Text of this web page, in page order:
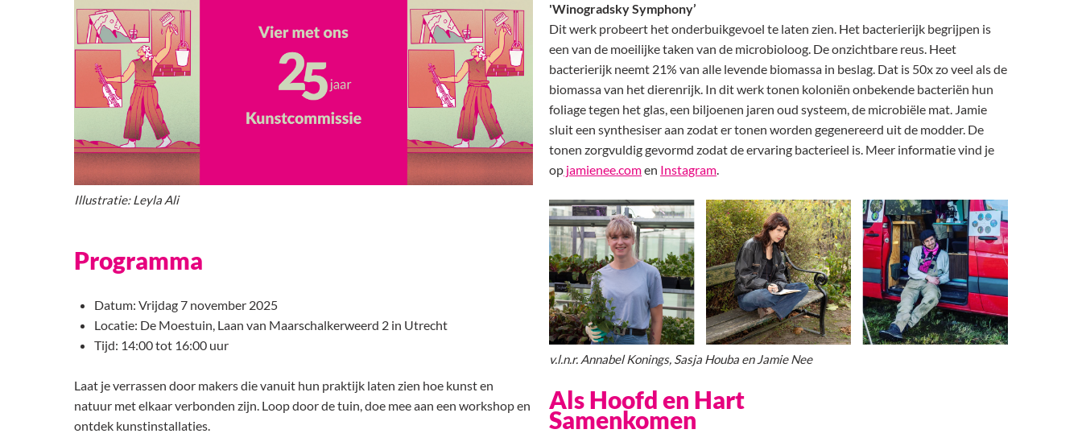
Illustratie: Leyla Ali
Programma
Datum: Vrijdag 7 november 2025
Locatie: De Moestuin, Laan van Maarschalkerweerd 2 in Utrecht
Tijd: 14:00 tot 16:00 uur
Laat je verrassen door makers die vanuit hun praktijk laten zien hoe kunst en
natuur met elkaar verbonden zijn. Loop door de tuin, doe mee aan een workshop en
ontdek kunstinstallaties.
'Winogradsky Symphony’
Dit werk probeert het onderbuikgevoel te laten zien. Het bacterierijk begrijpen is
een van de moeilijke taken van de microbioloog. De onzichtbare reus. Heet
bacterierijk neemt 21% van alle levende biomassa in beslag. Dat is 50x zo veel als de
biomassa van het dierenrijk. In dit werk tonen koloniën onbekende bacteriën hun
foliage tegen het glas, een biljoenen jaren oud systeem, de microbiële mat. Jamie
sluit een synthesiser aan zodat er tonen worden gegenereerd uit de modder. De
tonen zorgvuldig gevormd zodat de ervaring bacterieel is. Meer informatie vind je
op jamienee.comen Instagram.
v.l.n.r. Annabel Konings, Sasja Houba en Jamie Nee
Als Hoofd en Hart
Samenkomen